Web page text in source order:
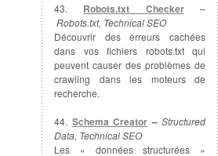
43. Robots.txt Checker
–
Robots.txt, Technical SEO
Découvrir des erreurs cachées
dans vos fichiers robots.txt qui
peuvent causer des problèmes de
crawling dans les moteurs de
recherche.
44. Schema Creator – Structured
Data, Technical SEO
Les « données structurées »